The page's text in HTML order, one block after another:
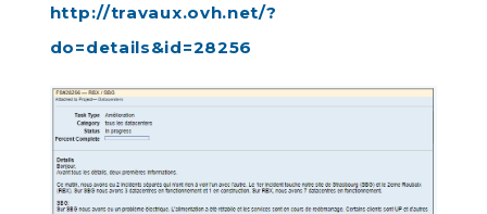
http://travaux.ovh.net/?
do=details&id=28256